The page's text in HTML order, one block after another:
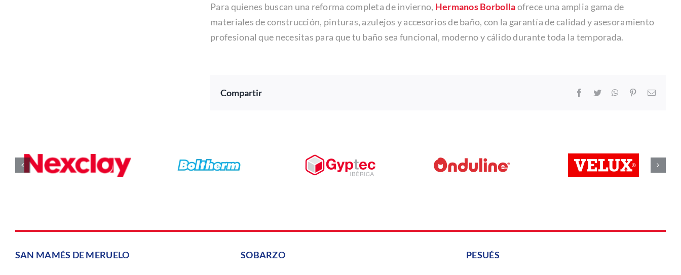
Para quienes buscan una reforma completa de invierno, Hermanos Borbollaofrece una amplia gama de
materiales de construcción, pinturas, azulejos y accesorios de baño, con la garantía de calidad y asesoramiento
profesional que necesitas para que tu baño sea funcional, moderno y cálido durante toda la temporada.
Compartir Facebook
Twitter WhatsApp
PinterestCorreo
SAN MAMÉS DE MERUELO SOBARZO PESUÉS